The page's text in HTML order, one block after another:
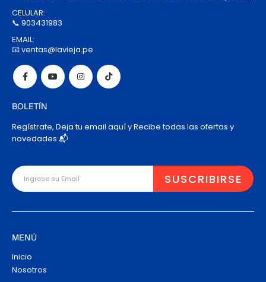
CELULAR:
📞 903431983
EMAIL:
📧 ventas@lavieja.pe
BOLETÍN
Regístrate, Deja tu email aquí y Recibe todas las ofertas y
novedades 📬
MENÚ
Inicio
Nosotros